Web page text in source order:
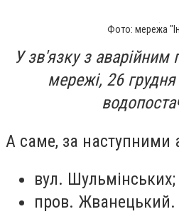
Фото: мережа
У зв'язку з
мережі, 26
А саме, за наступними
вул. Шульмінських;
пров. Жванецький.